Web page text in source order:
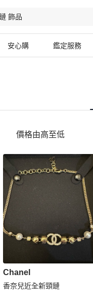
安心購 鑑定服務
價格由高至低
Chanel
香奈兒近全新頸鏈